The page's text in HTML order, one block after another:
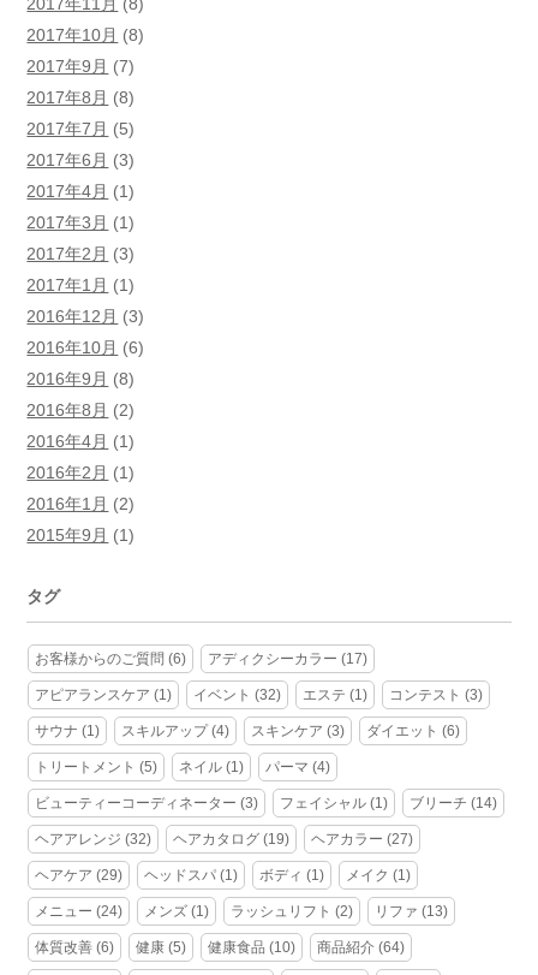
2017年10月 (8)
2017年9月 (7)
2017年8月 (8)
2017年7月 (5)
2017年6月 (3)
2017年4月 (1)
2017年3月 (1)
2017年2月 (3)
2017年1月 (1)
2016年12月 (3)
2016年10月 (6)
2016年9月 (8)
2016年8月 (2)
2016年4月 (1)
2016年2月 (1)
2016年1月 (2)
2015年9月 (1)
タグ
お客様からのご質問 (6) アディクシーカラー (17)
アピアランスケア (1) イベント (32) エステ (1) コンテスト (3)
サウナ (1) スキルアップ(4) スキンケア (3) ダイエット (6)
トリートメント (5) ネイル (1) パーマ (4)
ビューティーコーディネーター (3) フェイシャル (1) ブリーチ (14)
ヘアアレンジ (32) ヘアカタログ (19) ヘアカラー (27)
ヘアケア (29) ヘッドスパ (1) ボディ (1) メイク (1)
メニュー (24) メンズ (1) ラッシュリフト (2) リファ (13)
体質改善 (6) 健康 (5) 健康食品 (10) 商品紹介 (64)